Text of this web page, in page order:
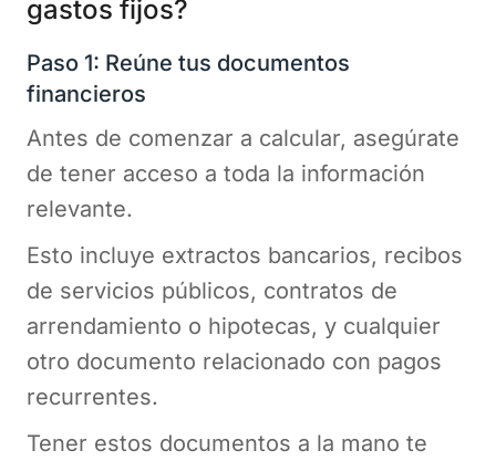
gastos fijos?
Paso 1: Reúne tus documentos
financieros
Antes de comenzar a calcular, asegúrate
de tener acceso a toda la información
relevante.
Esto incluye extractos bancarios, recibos
de servicios públicos, contratos de
arrendamiento o hipotecas, y cualquier
otro documento relacionado con pagos
recurrentes.
Tener estos documentos a la mano te